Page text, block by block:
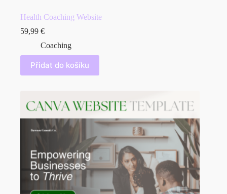
Health Coaching Website
59,99 €
Coaching
Přidat do košíku